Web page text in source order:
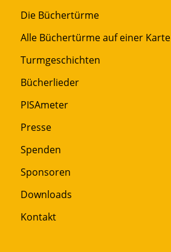
Die Büchertürme
Alle Büchertürme auf einer Karte
Turmgeschichten
Bücherlieder
PISAmeter
Presse
Spenden
Sponsoren
Downloads
Kontakt